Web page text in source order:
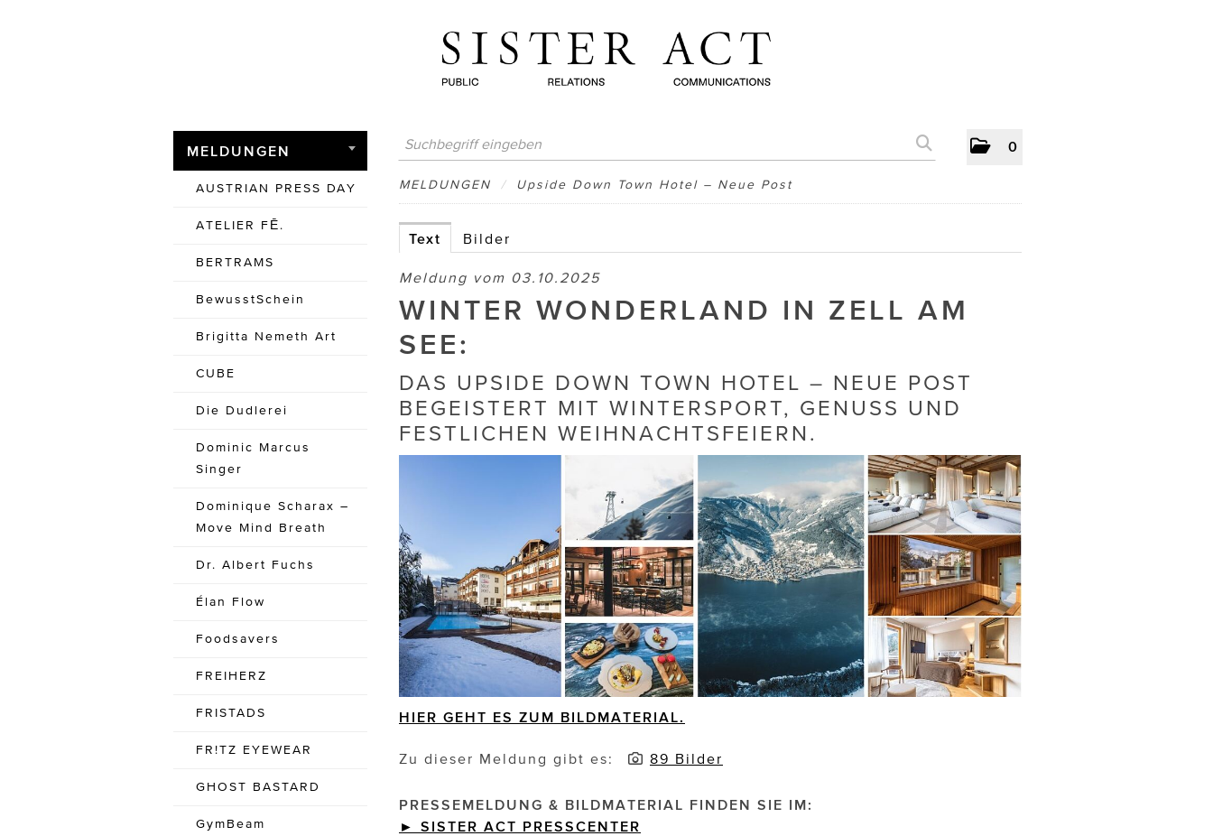
0
MELDUNGEN
AUSTRIAN PRESS DAY
ATELIER FĒ.
BERTRAMS
BewusstSchein
Brigitta Nemeth Art
CUBE
Die Dudlerei
Dominic Marcus
Singer
Dominique Scharax –
Move Mind Breath
Dr. Albert Fuchs
Élan Flow
Foodsavers
FREIHERZ
FRISTADS
FR!TZ EYEWEAR
GHOST BASTARD
GymBeam
MELDUNGEN / Upside Down Town Hotel – Neue Post
Text Bilder
Meldung vom 03.10.2025
WINTER WONDERLAND IN ZELL AM
SEE:
DAS UPSIDE DOWN TOWN HOTEL – NEUE POST
BEGEISTERT MIT WINTERSPORT, GENUSS UND
FESTLICHEN WEIHNACHTSFEIERN.
HIER GEHT ES ZUM BILDMATERIAL.
Zu dieser Meldung gibt es: 89 Bilder
PRESSEMELDUNG & BILDMATERIAL FINDEN SIE IM:
► SISTER ACT PRESSCENTER